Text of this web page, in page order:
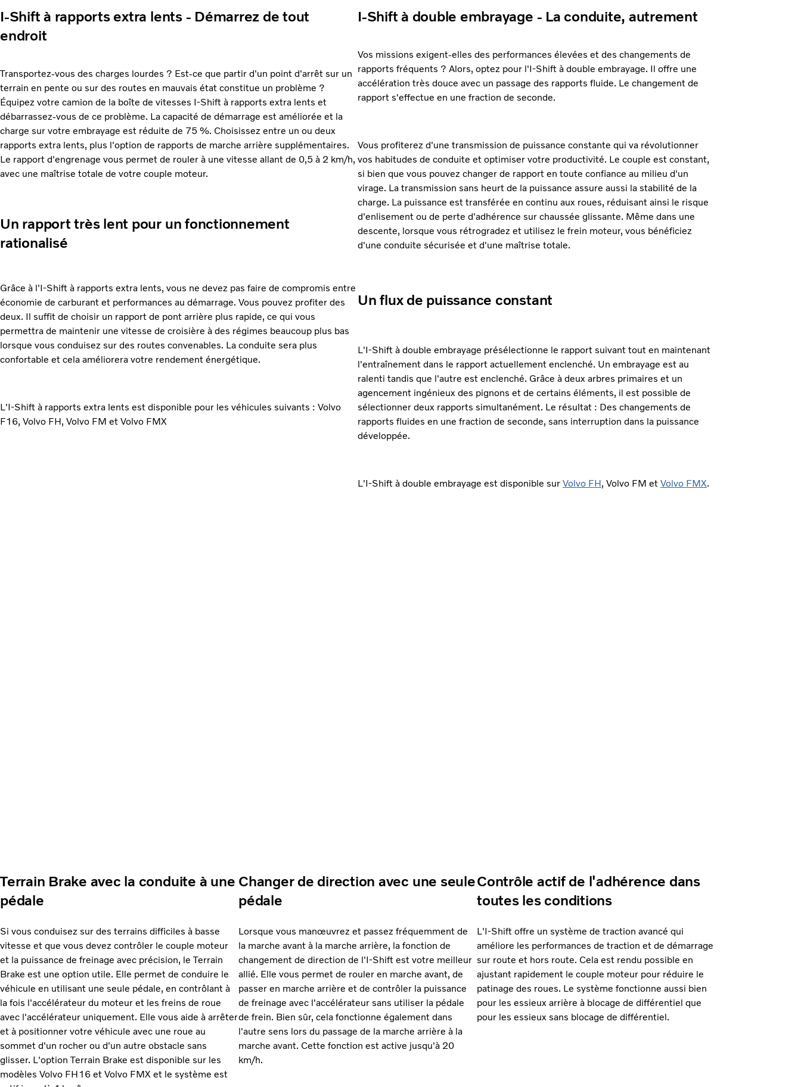
I-Shift à rapports extra lents - Démarrez de tout
endroit
Transportez-vous des charges lourdes ? Est-ce que partir d'un point d'arrêt sur un
terrain en pente ou sur des routes en mauvais état constitue un problème ?
Équipez votre camion de la boîte de vitesses I-Shift à rapports extra lents et
débarrassez-vous de ce problème. La capacité de démarrage est améliorée et la
charge sur votre embrayage est réduite de 75 %. Choisissez entre un ou deux
rapports extra lents, plus l'option de rapports de marche arrière supplémentaires.
Le rapport d'engrenage vous permet de rouler à une vitesse allant de 0,5 à 2 km/h,
avec une maîtrise totale de votre couple moteur.
Un rapport très lent pour un fonctionnement
rationalisé
Grâce à l'I-Shift à rapports extra lents, vous ne devez pas faire de compromis entre
économie de carburant et performances au démarrage. Vous pouvez profiter des
deux. Il suffit de choisir un rapport de pont arrière plus rapide, ce qui vous
permettra de maintenir une vitesse de croisière à des régimes beaucoup plus bas
lorsque vous conduisez sur des routes convenables. La conduite sera plus
confortable et cela améliorera votre rendement énergétique.
L'I-Shift à rapports extra lents est disponible pour les véhicules suivants : Volvo
F16, Volvo FH, Volvo FM et Volvo FMX
I-Shift à double embrayage - La conduite, autrement
Vos missions exigent-elles des performances élevées et des changements de
rapports fréquents ? Alors, optez pour l'I-Shift à double embrayage. Il offre une
accélération très douce avec un passage des rapports fluide. Le changement de
rapport s'effectue en une fraction de seconde.
Vous profiterez d'une transmission de puissance constante qui va révolutionner
vos habitudes de conduite et optimiser votre productivité. Le couple est constant,
si bien que vous pouvez changer de rapport en toute confiance au milieu d'un
virage. La transmission sans heurt de la puissance assure aussi la stabilité de la
charge. La puissance est transférée en continu aux roues, réduisant ainsi le risque
d'enlisement ou de perte d'adhérence sur chaussée glissante. Même dans une
descente, lorsque vous rétrogradez et utilisez le frein moteur, vous bénéficiez
d'une conduite sécurisée et d'une maîtrise totale.
Un flux de puissance constant
L'I-Shift à double embrayage présélectionne le rapport suivant tout en maintenant
l'entraînement dans le rapport actuellement enclenché. Un embrayage est au
ralenti tandis que l'autre est enclenché. Grâce à deux arbres primaires et un
agencement ingénieux des pignons et de certains éléments, il est possible de
sélectionner deux rapports simultanément. Le résultat : Des changements de
rapports fluides en une fraction de seconde, sans interruption dans la puissance
développée.
L'I-Shift à double embrayage est disponible sur Volvo FH, Volvo FM et Volvo FMX.
Terrain Brake avec la conduite à une
pédale
Si vous conduisez sur des terrains difficiles à basse
vitesse et que vous devez contrôler le couple moteur
et la puissance de freinage avec précision, le Terrain
Brake est une option utile. Elle permet de conduire le
véhicule en utilisant une seule pédale, en contrôlant à
la fois l'accélérateur du moteur et les freins de roue
avec l'accélérateur uniquement. Elle vous aide à arrêter
et à positionner votre véhicule avec une roue au
sommet d'un rocher ou d'un autre obstacle sans
glisser. L'option Terrain Brake est disponible sur les
modèles Volvo FH16 et Volvo FMX et le système est
Changer de direction avec une seule
pédale
Lorsque vous manœuvrez et passez fréquemment de
la marche avant à la marche arrière, la fonction de
changement de direction de l'I-Shift est votre meilleur
allié. Elle vous permet de rouler en marche avant, de
passer en marche arrière et de contrôler la puissance
de freinage avec l'accélérateur sans utiliser la pédale
de frein. Bien sûr, cela fonctionne également dans
l'autre sens lors du passage de la marche arrière à la
marche avant. Cette fonction est active jusqu'à 20
km/h.
Contrôle actif de l'adhérence dans
toutes les conditions
L'I-Shift offre un système de traction avancé qui
améliore les performances de traction et de démarrage
sur route et hors route. Cela est rendu possible en
ajustant rapidement le couple moteur pour réduire le
patinage des roues. Le système fonctionne aussi bien
pour les essieux arrière à blocage de différentiel que
pour les essieux sans blocage de différentiel.